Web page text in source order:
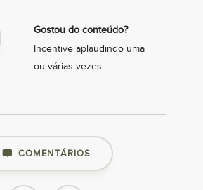
Gostou do conteúdo?
Incentive aplaudindo uma
ou várias vezes.
COMENTÁRIOS